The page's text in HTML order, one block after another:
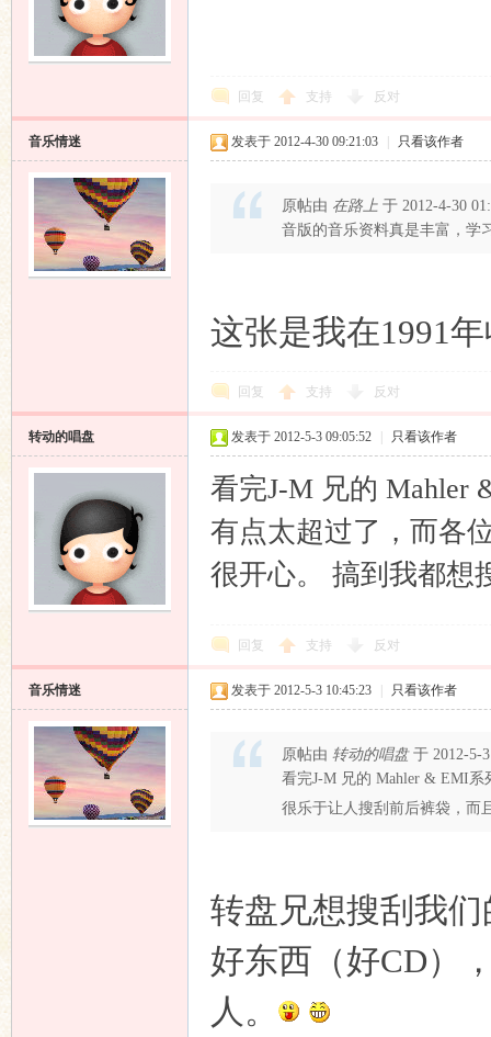
回复 支持 反对
音乐情迷 发表于 2012-4-30 09:21:03 只看该作者
原帖由 在路上于 2012-4-30
音版的音乐资料真是丰富，学
这张是我在1991
回复 支持 反对
转动的唱盘 发表于 2012-5-3 09:05:52 只看该作者
看完J-M 兄的 Mahler
有点太超过了，而各
很开心。 搞到我都想
回复 支持 反对
音乐情迷 发表于 2012-5-3 10:45:23 只看该作者
原帖由 转动的唱盘于 2012-5-
看完J-M 兄的 Mahler & EMI
很乐于让人搜刮前后裤袋，而
转盘兄想搜刮我
好东西（好CD）
人。